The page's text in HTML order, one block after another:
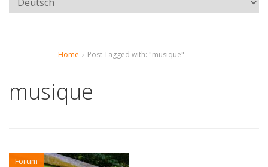
Home › Post Tagged with: "musique"
musique
Forum